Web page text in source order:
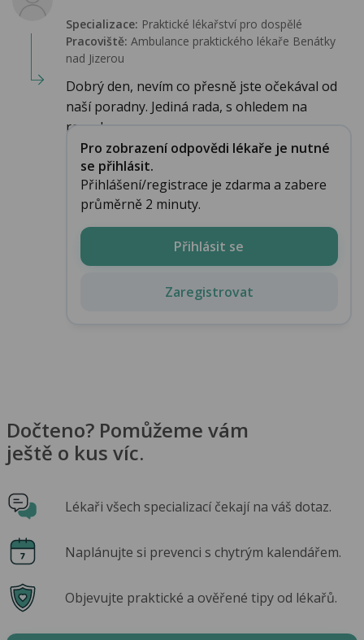
Specializace: Praktické lékařství pro dospělé
Pracoviště: Ambulance praktického lékaře Benátky
nad Jizerou
Dobrý den, nevím co přesně jste očekával od
naší poradny. Jediná rada, s ohledem na
rozsah ...
Pro zobrazení odpovědi lékaře je nutné
se přihlásit.
Přihlášení/registrace je zdarma a zabere
průměrně 2 minuty.
Přihlásit se
Zaregistrovat
Dočteno? Pomůžeme vám
ještě o kus víc.
Lékaři všech specializací čekají na váš dotaz.
Naplánujte si prevenci s chytrým kalendářem.
Objevujte praktické a ověřené tipy od lékařů.